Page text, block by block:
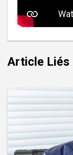
Article Liés